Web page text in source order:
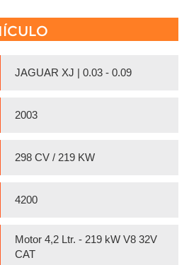
JAGUAR XJ | 0.03 - 0.09
2003
298 CV / 219 KW
4200
Motor 4,2 Ltr. - 219 kW V8 32V
CAT